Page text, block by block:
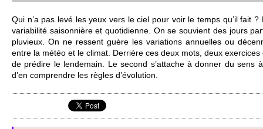
Qui n’a pas levé les yeux vers le ciel pour voir le temps qu’il fait
vari­abi­lité saisonnière et quotidienne. On se so­uvi­ent des jours
pluvi­eux. On ne res­sent guère les vari­ati­ons annue­lles ou
entre la météo et le climat. Derrière ces deux mots, deux
de prédire le lende­main. Le se­cond s’attache à donner du sens
d’en co­m­prendre les règles d’évo­lution.